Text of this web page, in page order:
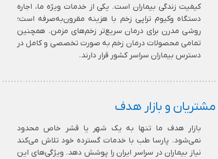
کیفیت زندگی بیماران است. یکی از خدمات ویژه ما، اجاره
دستگاه وکیوم تراپی زخم با هزینه مقرون‌به‌صرفه است؛
روشی مدرن برای درمان سریع‌تر زخم‌های مزمن. همچنین
تمامی محصولات درمان زخم به صورت تخصصی و کامل در
دسترس بیماران سراسر کشور قرار دارند.
مشتریان و بازار هدف
بازار هدف ما تنها به یک شهر یا قشر خاص محدود
نمی‌شود. پارسا طب با خدمات گسترده خود تلاش می‌کند
نیاز بیماران در سراسر ایران را پوشش دهد. ویژگی‌های این